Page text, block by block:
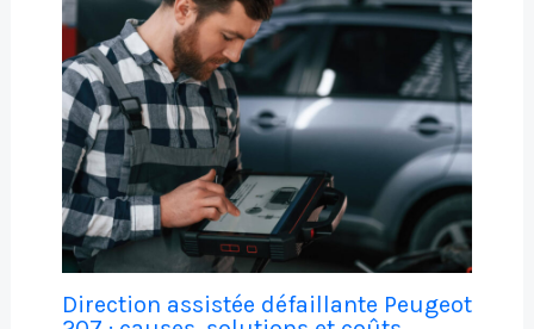
Direction assistée défaillante Peugeot